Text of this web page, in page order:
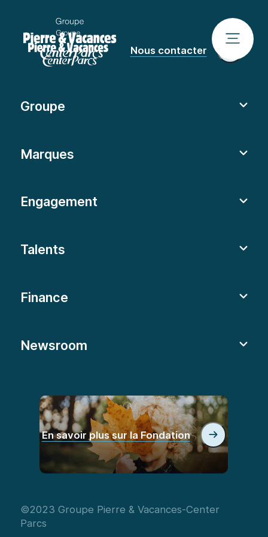
Nous contacter
Groupe
Marques
Engagement
Talents
Finance
Newsroom
En savoir plus sur la Fondation
©2023 Groupe Pierre & Vacances-Center
Parcs